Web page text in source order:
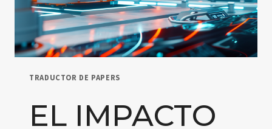
TRADUCTOR DE PAPERS
EL IMPACTO